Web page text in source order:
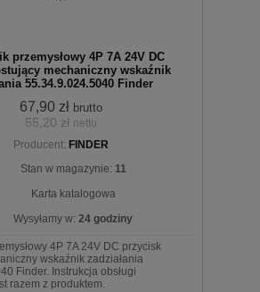
koszyka
przemysłowy 4P 7A 24V DC
mechaniczny wskaźnik
55.34.9.024.5040 Finder
67,90 zł brutto
55,20 zł netto
Producent: FINDER
Stan w magazynie: 11
Karta katalogowa
Wysyłamy w: 24 godziny
4P 7A 24V DC przycisk
wskaźnik zadziałania
Finder. Instrukcja obsługi
razem z produktem.